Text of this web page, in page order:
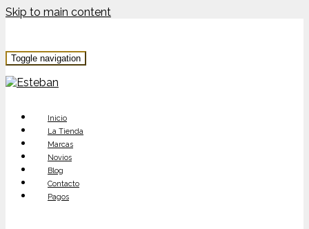
Skip to main content
Toggle navigation
Inicio
La Tienda
Marcas
Novios
Blog
Contacto
Pagos